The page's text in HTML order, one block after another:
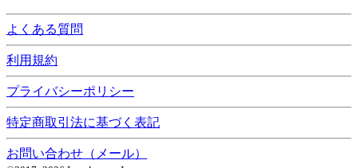
よくある質問
利用規約
プライバシーポリシー
特定商取引法に基づく表記
お問い合わせ（メール）